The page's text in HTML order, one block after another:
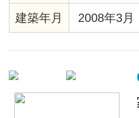
建築年月 2008年3